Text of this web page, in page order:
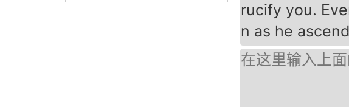
rucify you.
n as he